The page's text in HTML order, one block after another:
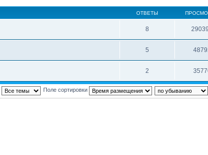
ОТВЕТЫ
8
5
2
Поле сортировки